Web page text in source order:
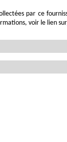
par ce
voir le lien sur
Travertine